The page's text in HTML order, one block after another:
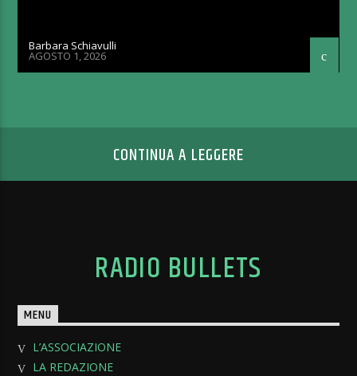
Barbara Schiavulli
AGOSTO 1, 2026
CONTINUA A LEGGERE
RADIO BULLETS
MENU
L’ASSOCIAZIONE
LA REDAZIONE